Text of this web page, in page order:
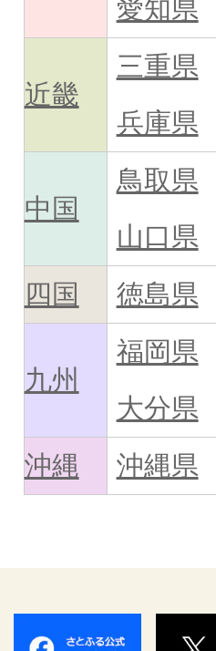
愛知県
近畿
三重県
兵庫県
中国
鳥取県
山口県
四国
徳島県
九州
福岡県
大分県
沖縄
沖縄県